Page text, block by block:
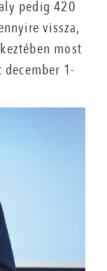
pedig 420
vissza,
most
1-